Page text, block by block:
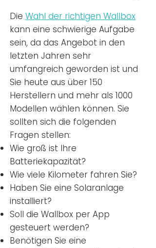
Die Wahl der richtigen Wallbox
kann eine schwierige Aufgabe
sein, da das Angebot in den
letzten Jahren sehr
umfangreich geworden ist und
Sie heute aus über 150
Herstellern und mehr als 1000
Modellen wählen können. Sie
sollten sich die folgenden
Fragen stellen:
Wie groß ist Ihre
Batteriekapazität?
Wie viele Kilometer fahren Sie?
Haben Sie eine Solaranlage
installiert?
Soll die Wallbox per App
gesteuert werden?
Benötigen Sie eine